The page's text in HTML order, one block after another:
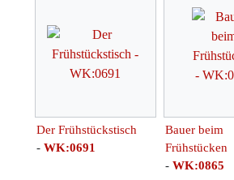
Der Frühstückstisch
- WK:0691
Bauer beim
Frühstücken
- WK:0865